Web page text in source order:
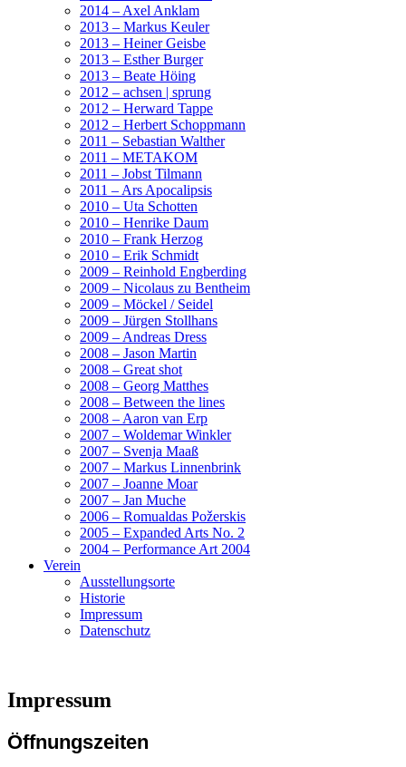
2014 – Axel Anklam
2013 – Markus Keuler
2013 – Heiner Geisbe
2013 – Esther Burger
2013 – Beate Höing
2012 – achsen | sprung
2012 – Herward Tappe
2012 – Herbert Schoppmann
2011 – Sebastian Walther
2011 – METAKOM
2011 – Jobst Tilmann
2011 – Ars Apocalipsis
2010 – Uta Schotten
2010 – Henrike Daum
2010 – Frank Herzog
2010 – Erik Schmidt
2009 – Reinhold Engberding
2009 – Nicolaus zu Bentheim
2009 – Möckel / Seidel
2009 – Jürgen Stollhans
2009 – Andreas Dress
2008 – Jason Martin
2008 – Great shot
2008 – Georg Matthes
2008 – Between the lines
2008 – Aaron van Erp
2007 – Woldemar Winkler
2007 – Svenja Maaß
2007 – Markus Linnenbrink
2007 – Joanne Moar
2007 – Jan Muche
2006 – Romualdas Požerskis
2005 – Expanded Arts No. 2
2004 – Performance Art 2004
Verein
Ausstellungsorte
Historie
Impressum
Datenschutz
Impressum
Öffnungszeiten